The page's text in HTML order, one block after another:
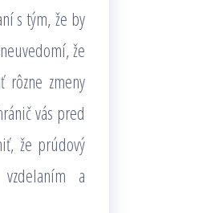
s tým, že by
že
rôzne zmeny
vás pred
že prúdový
a